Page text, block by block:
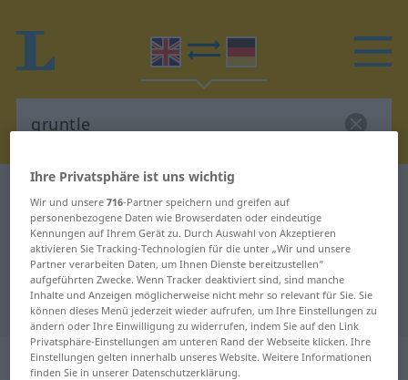
Englisch-Deutsch Übersetzung für
"gruntle"
"gruntle" Deutsch Übersetzung
„gruntle“: transitive verb
Ihre Privatsphäre ist uns wichtig
Wir und unsere716-Partner speichern und greifen auf
personenbezogene Daten wie Browserdaten oder eindeutige
Kennungen auf Ihrem Gerät zu. Durch Auswahl von Akzeptieren
aktivieren Sie Tracking-Technologien für die unter „Wir und unsere
Partner verarbeiten Daten, um Ihnen Dienste bereitzustellen“
aufgeführten Zwecke. Wenn Tracker deaktiviert sind, sind manche
Inhalte und Anzeigen möglicherweise nicht mehr so relevant für Sie. Sie
können dieses Menü jederzeit wieder aufrufen, um Ihre Einstellungen zu
ändern oder Ihre Einwilligung zu widerrufen, indem Sie auf den Link
Privatsphäre-Einstellungen am unteren Rand der Webseite klicken. Ihre
Einstellungen gelten innerhalb unseres Website. Weitere Informationen
finden Sie in unserer Datenschutzerklärung.